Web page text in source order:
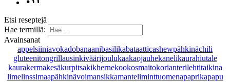
Etsi reseptejä
Hae termillä:
Avainsanat
appelsiiniavokadobanaanibasilikabataatticashewpähkinächili
gluteenitongrillausinkiväärijoulukaakaojauhekanelikaurahiutale
kaurakermakesäkurpitsakikhernekookosmaitokorianterilehtitaikina
limelinssimaapähkinävoimansikkamanteliminttuomenapaprikapapu